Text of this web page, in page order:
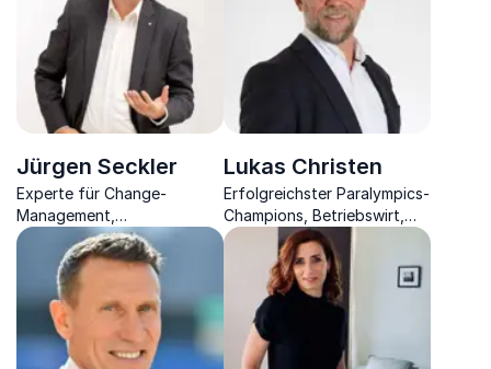
Jürgen Seckler
Experte für Change-
Management,
Führungskompetenzen,
physische und psychische
Leistungsfähigkeit sowie
Mitarbeitermotivation und
betriebliches
Gesundheitsmanagement
Lukas Christen
Erfolgreichster Paralympics-
Champions, Betriebswirt,
Diplom-Pädagoge &
Betriebs-Psychologe